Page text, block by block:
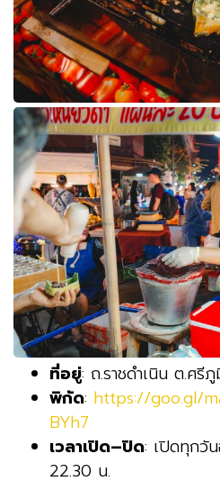
ที่อยู่: ถ.ราชดำเนิน ต.ศรี
พิกัด: https://goo.gl/
BYh7
เวลาเปิด–ปิด: เปิดทุกวั
22.30 น.